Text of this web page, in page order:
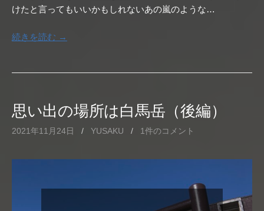
けたと言ってもいいかもしれないあの嵐のような…
続きを読む →
思い出の場所は白馬岳（後編）
2021年11月24日 / YUSAKU / 1件のコメント